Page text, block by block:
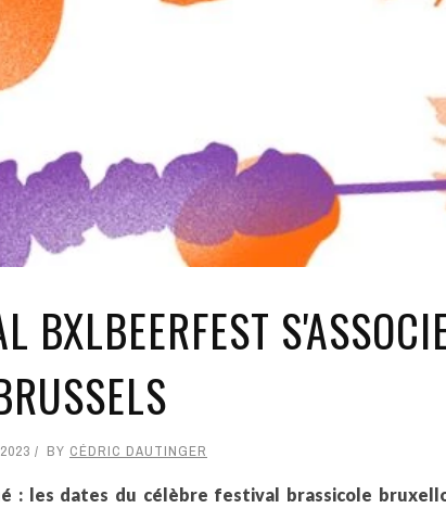
BXLBEERFEST
BY CÉDRIC DAUTINGER
: les dates du célèbre festival brassicole